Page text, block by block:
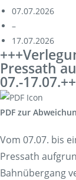
Verbindungen
Tickets
Freizeit
Service
Unternehmen
07.07.2026
–
17.07.2026
Pressath
07.-
PDF zur
Vom 07.07. bis
Pressath
Bahnübergang